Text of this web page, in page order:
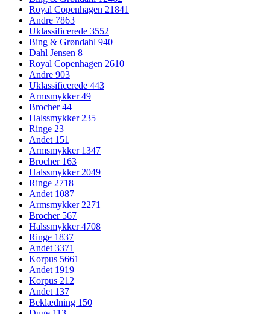
Royal Copenhagen 21841
Andre 7863
Uklassificerede 3552
Bing & Grøndahl 940
Dahl Jensen 8
Royal Copenhagen 2610
Andre 903
Uklassificerede 443
Armsmykker49
Brocher44
Halssmykker235
Ringe 23
Andet 151
Armsmykker 1347
Brocher 163
Halssmykker2049
Ringe 2718
Andet 1087
Armsmykker2271
Brocher 567
Halssmykker4708
Ringe 1837
Andet3371
Korpus 5661
Andet 1919
Korpus 212
Andet 137
Beklædning 150